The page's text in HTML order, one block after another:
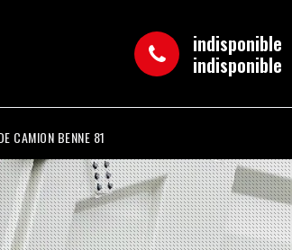
indisponible
indisponible
CAMION BENNE 81